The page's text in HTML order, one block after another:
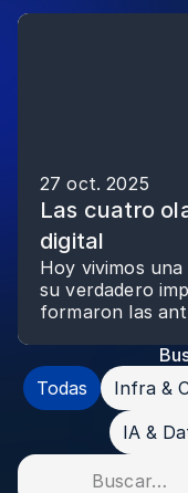
27 oct. 2025
Las cuatro
digital
Hoy vivimos
su verdadero
formaron las
Todas
Infra &
IA &
Buscar…